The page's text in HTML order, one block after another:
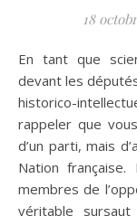
18
En tant que scientifiques, nous mettrons au contraire
devant les
historico-
rappeler que
d’un parti, mais
Nation
membres de
véritable